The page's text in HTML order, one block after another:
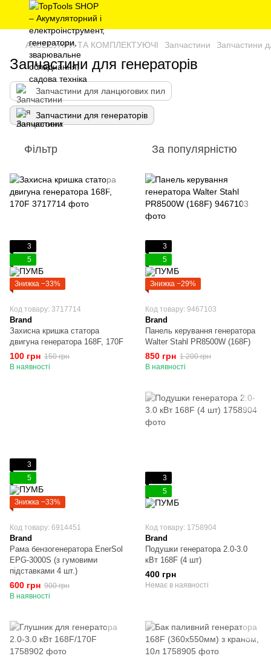
АКСЕСУАРИ ТА КОМПЛЕКТУЮЧІ Запчастини Запчастини
Запчастини для генераторів
Запчастини для ланцюгових пил
Запчастини для генераторів
Фільтр За популярністю
3
5
Знижка −33%
Код товару: 3717714
Brand
Захисна кришка статора
двигуна генератора 168F, 170F
100 грн 150 грн
В наявності
3
5
Знижка −29%
Код товару: 9467103
Brand
Панель керування генератора
Walter Stahl PR8500W (168F)
850 грн 1 200 грн
В наявності
3
5
Знижка −33%
Код товару: 6914451
Brand
Рама бензогенератора EnerSol
EPG-3000S (з гумовими
підставками 4 шт.)
600 грн 900 грн
В наявності
3
5
Код товару: 1758904
Brand
Подушки генератора 2.0-3.0
кВт 168F (4 шт)
400 грн
Немає в наявності